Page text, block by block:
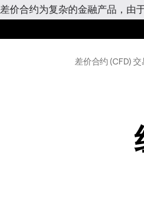
差价合约为复杂的金融产品，由
差价合约 (CFD) 交